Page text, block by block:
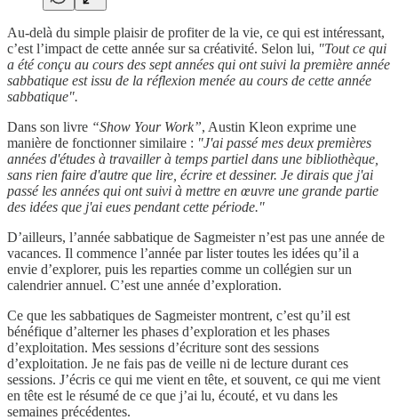
Au-delà du simple plaisir de profiter de la vie, ce qui est intéressant,
c’est l’impact de cette année sur sa créativité. Selon lui, "Tout ce qui
a été conçu au cours des sept années qui ont suivi la première année
sabbatique est issu de la réflexion menée au cours de cette année
sabbatique".
Dans son livre “Show Your Work”, Austin Kleon exprime une
manière de fonctionner similaire : "J'ai passé mes deux premières
années d'études à travailler à temps partiel dans une bibliothèque,
sans rien faire d'autre que lire, écrire et dessiner. Je dirais que j'ai
passé les années qui ont suivi à mettre en œuvre une grande partie
des idées que j'ai eues pendant cette période."
D’ailleurs, l’année sabbatique de Sagmeister n’est pas une année de
vacances. Il commence l’année par lister toutes les idées qu’il a
envie d’explorer, puis les reparties comme un collégien sur un
calendrier annuel. C’est une année d’exploration.
Ce que les sabbatiques de Sagmeister montrent, c’est qu’il est
bénéfique d’alterner les phases d’exploration et les phases
d’exploitation. Mes sessions d’écriture sont des sessions
d’exploitation. Je ne fais pas de veille ni de lecture durant ces
sessions. J’écris ce qui me vient en tête, et souvent, ce qui me vient
en tête est le résumé de ce que j’ai lu, écouté, et vu dans les
semaines précédentes.